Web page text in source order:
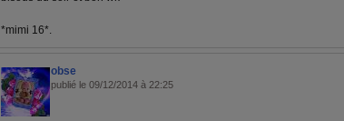
*mimi 16*.
obse
publié le 09/12/2014 à 22:25